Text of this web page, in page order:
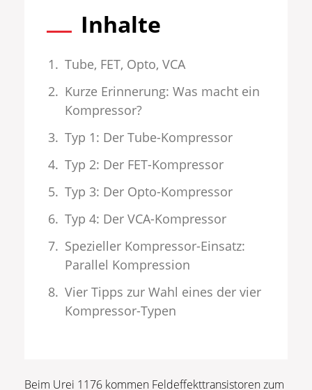
Inhalte
Tube, FET, Opto, VCA
Kurze Erinnerung: Was macht ein
Kompressor?
Typ 1: Der Tube-Kompressor
Typ 2: Der FET-Kompressor
Typ 3: Der Opto-Kompressor
Typ 4: Der VCA-Kompressor
Spezieller Kompressor-Einsatz:
Parallel Kompression
Vier Tipps zur Wahl eines der vier
Kompressor-Typen
Beim Urei 1176 kommen Feldeffekttransistoren zum